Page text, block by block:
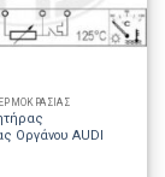
Οργάνου AUDI